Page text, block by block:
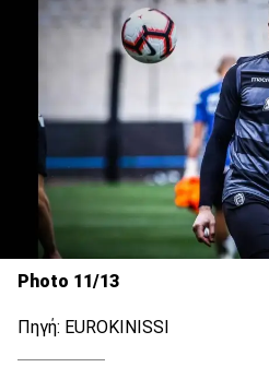
Photo 11/13
Πηγή: EUROKINISSI